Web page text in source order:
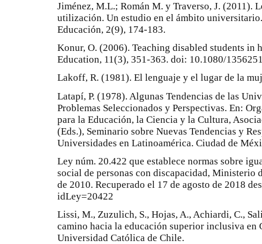
Jiménez, M.L.; Román M. y Traverso, J. (2011).
utilización. Un estudio en el ámbito
Educación, 2(9), 174-183.
Konur, O. (2006). Teaching disabled students in
Education, 11(3), 351-363. doi: 10.1080/
Lakoff, R. (1981). El lenguaje y el lugar de la
Latapí, P. (1978). Algunas Tendencias de las
Problemas Seleccionados y Perspectivas. En:
para la Educación, la Ciencia y la Cultura,
(Eds.), Seminario sobre Nuevas Tendencias y
Universidades en Latinoamérica. Ciudad de
Ley núm. 20.422 que establece normas sobre
social de personas con discapacidad, Ministerio
de 2010. Recuperado el 17 de agosto de 2018
idLey=20422
Lissi, M., Zuzulich, S., Hojas, A., Achiardi, C.,
camino hacia la educación superior inclusiva
Universidad Católica de Chile.